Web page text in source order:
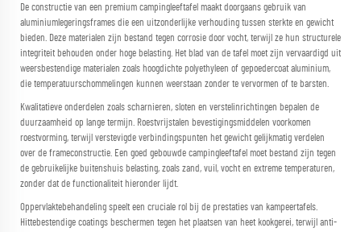
De constructie van een premium campingleeftafel maakt doorgaans gebruik van
aluminiumlegeringsframes die een uitzonderlijke verhouding tussen sterkte en gewicht
bieden. Deze materialen zijn bestand tegen corrosie door vocht, terwijl ze hun structurele
integriteit behouden onder hoge belasting. Het blad van de tafel moet zijn vervaardigd uit
weersbestendige materialen zoals hoogdichte polyethyleen of gepoedercoat aluminium,
die temperatuurschommelingen kunnen weerstaan zonder te vervormen of te barsten.
Kwalitatieve onderdelen zoals scharnieren, sloten en verstelinrichtingen bepalen de
duurzaamheid op lange termijn. Roestvrijstalen bevestigingsmiddelen voorkomen
roestvorming, terwijl verstevigde verbindingspunten het gewicht gelijkmatig verdelen
over de frameconstructie. Een goed gebouwde campingleeftafel moet bestand zijn tegen
de gebruikelijke buitenshuis belasting, zoals zand, vuil, vocht en extreme temperaturen,
zonder dat de functionaliteit hieronder lijdt.
Oppervlaktebehandeling speelt een cruciale rol bij de prestaties van kampeertafels.
Hittebestendige coatings beschermen tegen het plaatsen van heet kookgerei, terwijl anti-